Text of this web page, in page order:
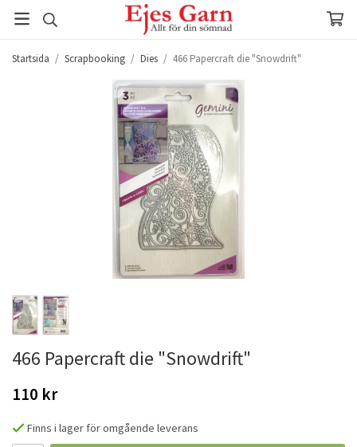
Startsida / Scrapbooking / Dies / 466 Papercraft die "Snowdrift"
466 Papercraft die "Snowdrift"
110 kr
Finns i lager för omgående leverans